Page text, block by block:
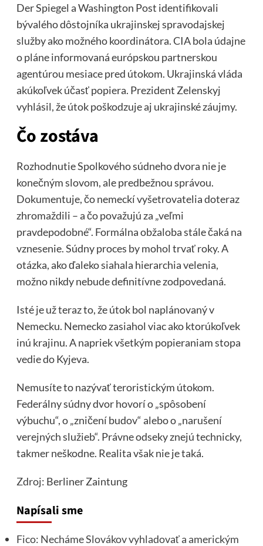
Der Spiegel a Washington Post identifikovali
bývalého dôstojníka ukrajinskej spravodajskej
služby ako možného koordinátora. CIA bola údajne
o pláne informovaná európskou partnerskou
agentúrou mesiace pred útokom. Ukrajinská vláda
akúkoľvek účasť popiera. Prezident Zelenskyj
vyhlásil, že útok poškodzuje aj ukrajinské záujmy.
Čo zostáva
Rozhodnutie Spolkového súdneho dvora nie je
konečným slovom, ale predbežnou správou.
Dokumentuje, čo nemeckí vyšetrovatelia doteraz
zhromaždili – a čo považujú za „veľmi
pravdepodobné“. Formálna obžaloba stále čaká na
vznesenie. Súdny proces by mohol trvať roky. A
otázka, ako ďaleko siahala hierarchia velenia,
možno nikdy nebude definitívne zodpovedaná.
Isté je už teraz to, že útok bol naplánovaný v
Nemecku. Nemecko zasiahol viac ako ktorúkoľvek
inú krajinu. A napriek všetkým popieraniam stopa
vedie do Kyjeva.
Nemusíte to nazývať teroristickým útokom.
Federálny súdny dvor hovorí o „spôsobení
výbuchu“, o „zničení budov“ alebo o „narušení
verejných služieb“. Právne odseky znejú technicky,
takmer neškodne. Realita však nie je taká.
Zdroj: Berliner Zaintung
Napísali sme
Fico: Necháme Slovákov vyhladovať a americkým